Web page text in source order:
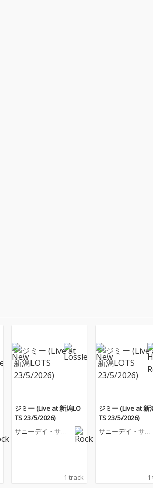
ジミー (Live at 新潟LO
TS 23/5/2026)
サニーデイ・サー
1 track
ジミー (Live at 新
TS 23/5/2026)
サニーデイ・サー